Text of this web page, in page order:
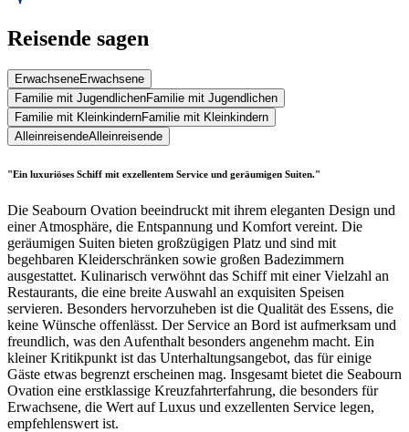
Reisende sagen
ErwachseneErwachsene
Familie mit JugendlichenFamilie mit Jugendlichen
Familie mit KleinkindernFamilie mit Kleinkindern
AlleinreisendeAlleinreisende
"Ein luxuriöses Schiff mit exzellentem Service und geräumigen Suiten."
Die Seabourn Ovation beeindruckt mit ihrem eleganten Design und
einer Atmosphäre, die Entspannung und Komfort vereint. Die
geräumigen Suiten bieten großzügigen Platz und sind mit
begehbaren Kleiderschränken sowie großen Badezimmern
ausgestattet. Kulinarisch verwöhnt das Schiff mit einer Vielzahl an
Restaurants, die eine breite Auswahl an exquisiten Speisen
servieren. Besonders hervorzuheben ist die Qualität des Essens, die
keine Wünsche offenlässt. Der Service an Bord ist aufmerksam und
freundlich, was den Aufenthalt besonders angenehm macht. Ein
kleiner Kritikpunkt ist das Unterhaltungsangebot, das für einige
Gäste etwas begrenzt erscheinen mag. Insgesamt bietet die Seabourn
Ovation eine erstklassige Kreuzfahrterfahrung, die besonders für
Erwachsene, die Wert auf Luxus und exzellenten Service legen,
empfehlenswert ist.